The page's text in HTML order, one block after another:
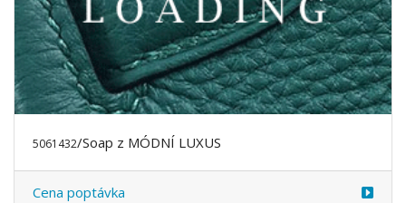
5061432/Soap z MÓDNÍ LUXUS
Cena poptávka